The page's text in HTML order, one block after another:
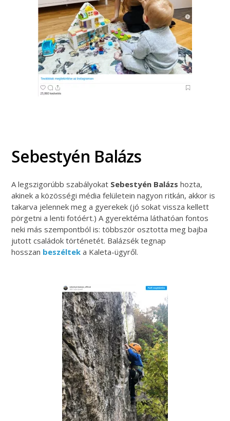
Sebestyén Balázs
A legszigorúbb szabályokat Sebestyén Balázs hozta,
akinek a közösségi média felületein nagyon ritkán, akkor is
takarva jelennek meg a gyerekek (jó sokat vissza kellett
pörgetni a lenti fotóért.) A gyerektéma láthatóan fontos
neki más szempontból is: többször osztotta meg bajba
jutott családok történetét. Balázsék tegnap
hosszan beszéltek a Kaleta-ügyről.